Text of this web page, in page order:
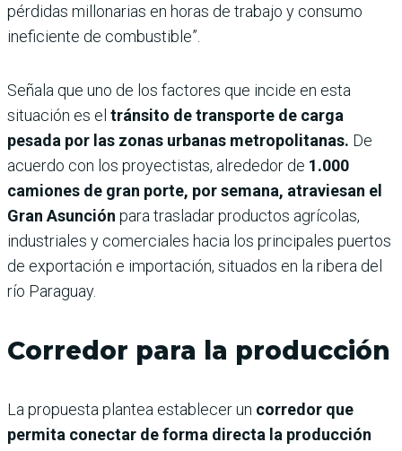
pérdidas millonarias en horas de trabajo y consumo
ineficiente de combustible”.
Señala que uno de los factores que incide en esta
situación es el tránsito de transporte de carga
pesada por las zonas urbanas metropolitanas. De
acuerdo con los proyectistas, alrededor de 1.000
camiones de gran porte, por semana, atraviesan el
Gran Asunción para trasladar productos agrícolas,
industriales y comerciales hacia los principales puertos
de exportación e importación, situados en la ribera del
río Paraguay.
Corredor para la producción
La propuesta plantea establecer un corredor que
permita conectar de forma directa la producción